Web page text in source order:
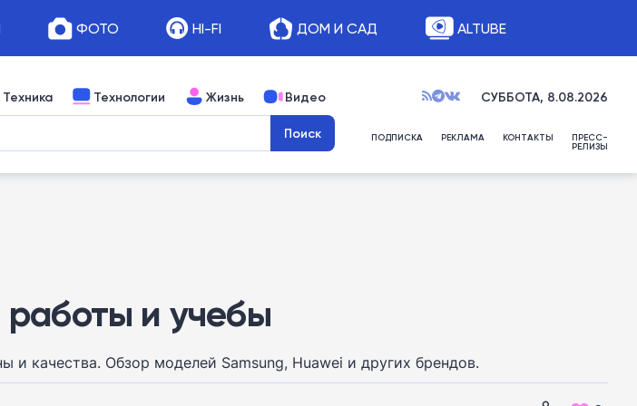
ФОТО HI-FI ДОМ И САД ALTUBE
Техника Технологии Жизнь Видео СУББОТА, 8.08.2026
ПОДПИСКА РЕКЛАМА КОНТАКТЫ ПРЕСС-
РЕЛИЗЫ
и учебы
качества. Обзор моделей Samsung, Huawei и других брендов.